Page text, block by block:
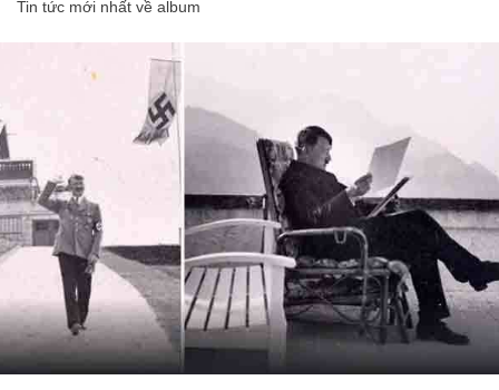
Tin tức mới nhất về album